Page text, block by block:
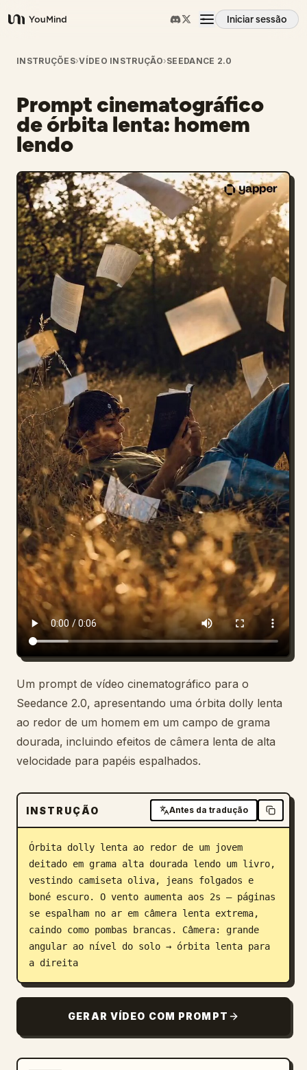
YouMind
Iniciar sessão
Visão geral
Casos de uso
Habilidades
Prompts
Preços
Transferir
Blogue
Atualizações
INSTRUÇÕES›VÍDEO INSTRUÇÃO›SEEDANCE 2.0
Prompt cinematográfico
de órbita lenta: homem
lendo
Um prompt de vídeo cinematográfico para o
Seedance 2.0, apresentando uma órbita dolly lenta
ao redor de um homem em um campo de grama
dourada, incluindo efeitos de câmera lenta de alta
velocidade para papéis espalhados.
INSTRUÇÃO Antes da tradução
Órbita dolly lenta ao redor de um jovem
deitado em grama alta dourada lendo um livro,
vestindo camiseta oliva, jeans folgados e
boné escuro. O vento aumenta aos 2s — páginas
se espalham no ar em câmera lenta extrema,
caindo como pombas brancas. Câmera: grande
angular ao nível do solo → órbita lenta para
a direita
GERAR VÍDEO COM PROMPT